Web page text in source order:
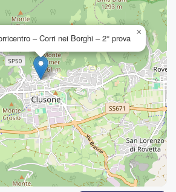
– Corri nei Borghi – 2° prova
×